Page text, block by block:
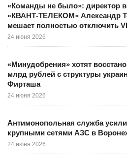
«Команды не было»: директор
«КВАНТ-ТЕЛЕКОМ» Александр
мешает полностью отключить
24 июня 2026
«Минудобрения» хотят
млрд рублей с структуры
Фирташа
24 июня 2026
Антимонопольная служба
крупными сетями АЗС в
24 июня 2026